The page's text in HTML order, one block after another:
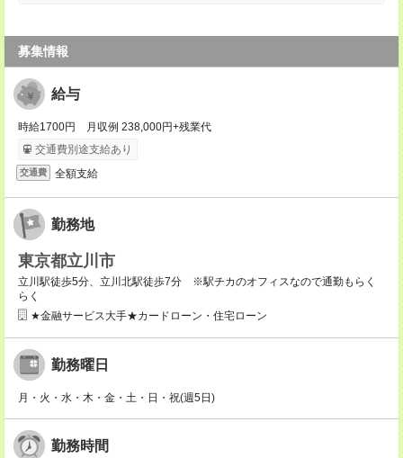
募集情報
給与
時給1700円 月収例 238,000円+残業代
交通費別途支給あり
交通費 全額支給
勤務地
東京都立川市
立川駅徒歩5分、立川北駅徒歩7分 ※駅チカのオフィスなので通勤もらく
らく
★金融サービス大手★カードローン・住宅ローン
勤務曜日
月・火・水・木・金・土・日・祝(週5日)
勤務時間